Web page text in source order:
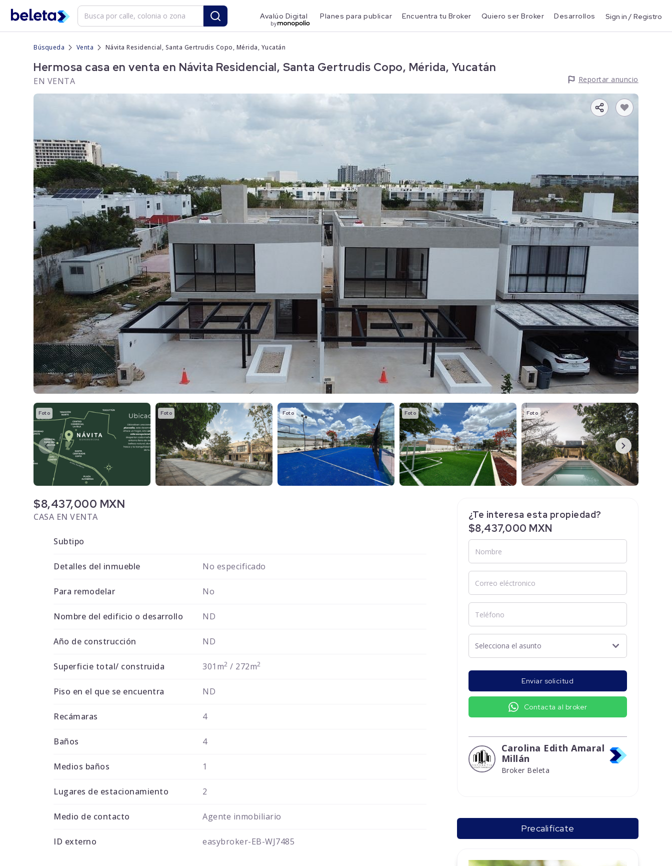
Avalúo Digital
by
Planes para publicar Encuentra tu Broker Quiero ser Broker Desarrollos Sign in / Registro
Búsqueda Venta Návita Residencial, Santa Gertrudis Copo, Mérida, Yucatán
Hermosa casa en venta en Návita Residencial, Santa Gertrudis Copo, Mérida, Yucatán
EN VENTA Reportar anuncio
Foto Foto Foto Foto Foto
$8,437,000 MXN
CASA EN VENTA
Subtipo
Detalles del inmueble No especificado
Para remodelar No
Nombre del edificio o desarrollo ND
Año de construcción ND
Superficie total/ construida 301m2 / 272m2
Piso en el que se encuentra ND
Recámaras 4
Baños 4
Medios baños 1
Lugares de estacionamiento 2
Medio de contacto Agente inmobiliario
ID externo easybroker-EB-WJ7485
¿Te interesa esta propiedad?
$8,437,000 MXN
Enviar solicitud
Contacta al broker
Carolina Edith Amaral
Millán
Broker Beleta
Precalifícate